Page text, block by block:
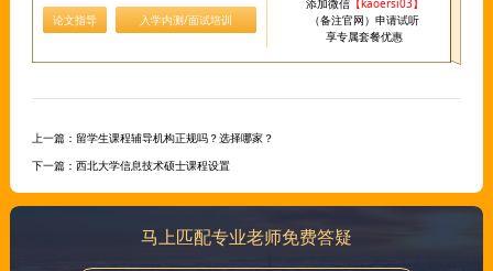
论文指导 入学内测/面试培训
添加微信【kaoersi03】
（备注官网）申请试听
享专属套餐优惠
上一篇： 留学生课程辅导机构正规吗？选择哪家？
下一篇： 西北大学信息技术硕士课程设置
马上匹配专业老师免费答疑